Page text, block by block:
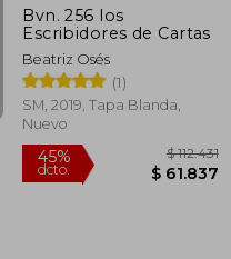
Bvn. 256 los
Escribidores de Cartas
Beatriz Osés
(1)
SM, 2019, Tapa Blanda,
Nuevo